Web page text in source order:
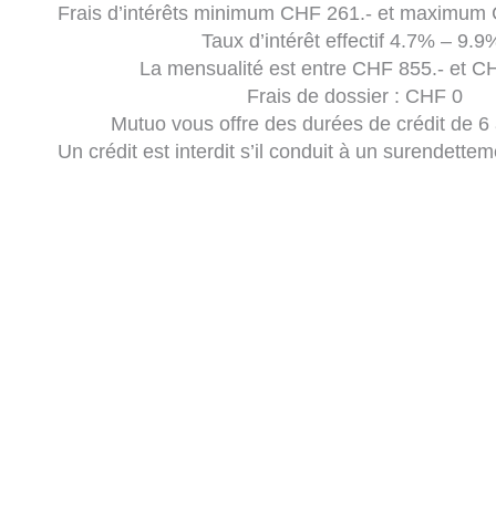
Frais d’intérêts minimum CHF 261.- et maximum
Taux d’intérêt effectif 4.7% –
La mensualité est entre CHF 855.- et
Frais de dossier : CHF 0
Mutuo vous offre des durées de crédit de 6
Un crédit est interdit s’il conduit à un